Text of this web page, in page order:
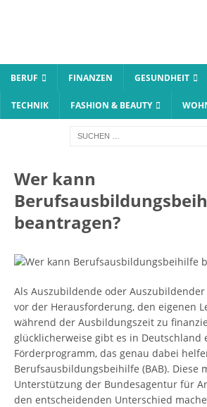
BERUF FINANZEN GESUNDHEIT
TECHNIK FASHION & BEAUTY
Wer kann
beantragen?
Als Auszubildende oder
vor der Herausforderung, den eigenen
während der Ausbildungszeit zu
glücklicherweise gibt es in Deutschland
Förderprogramm, das genau dabei
Berufsausbildungsbeihilfe (BAB). Diese
Unterstützung der Bundesagentur für
den entscheidenden Unterschied